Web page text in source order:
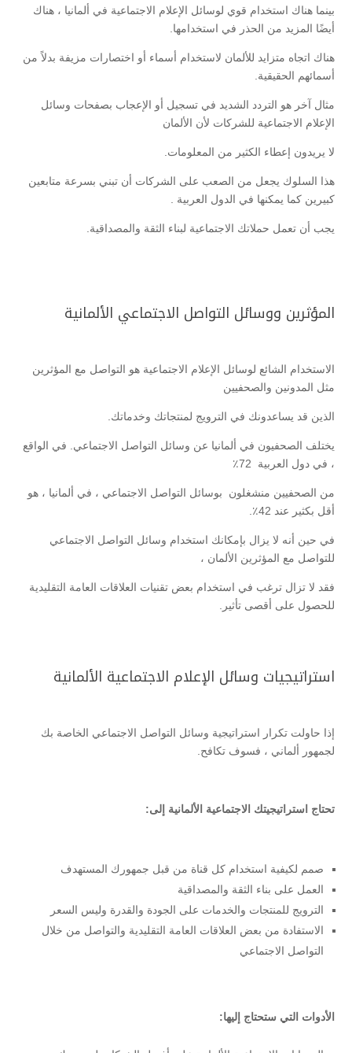
بينما هناك استخدام قوي لوسائل الإعلام الاجتماعية في ألمانيا ، هناك
أيضًا المزيد من الحذر في استخدامها.
هناك اتجاه متزايد للألمان لاستخدام أسماء أو اختصارات مزيفة بدلاً من
أسمائهم الحقيقية.
مثال آخر هو التردد الشديد في تسجيل أو الإعجاب بصفحات وسائل
الإعلام الاجتماعية للشركات لأن الألمان
لا يريدون إعطاء الكثير من المعلومات.
هذا السلوك يجعل من الصعب على الشركات أن تبني بسرعة متابعين
كبيرين كما يمكنها في الدول العربية .
يجب أن تعمل حملاتك الاجتماعية لبناء الثقة والمصداقية.
المؤثرين ووسائل التواصل الاجتماعي الألمانية
الاستخدام الشائع لوسائل الإعلام الاجتماعية هو التواصل مع المؤثرين
مثل المدونين والصحفيين
الذين قد يساعدونك في الترويج لمنتجاتك وخدماتك.
يختلف الصحفيون في ألمانيا عن وسائل التواصل الاجتماعي. في الواقع
، في دول العربية 72٪
من الصحفيين منشغلون بوسائل التواصل الاجتماعي ، في ألمانيا ، هو
أقل بكثير عند 42٪.
في حين أنه لا يزال بإمكانك استخدام وسائل التواصل الاجتماعي
للتواصل مع المؤثرين الألمان ،
فقد لا تزال ترغب في استخدام بعض تقنيات العلاقات العامة التقليدية
للحصول على أقصى تأثير.
استراتيجيات وسائل الإعلام الاجتماعية الألمانية
إذا حاولت تكرار استراتيجية وسائل التواصل الاجتماعي الخاصة بك
لجمهور ألماني ، فسوف تكافح.
تحتاج استراتيجيتك الاجتماعية الألمانية إلى:
صمم لكيفية استخدام كل قناة من قبل جمهورك المستهدف
العمل على بناء الثقة والمصداقية
الترويج للمنتجات والخدمات على الجودة والقدرة وليس السعر
الاستفادة من بعض العلاقات العامة التقليدية والتواصل من خلال
التواصل الاجتماعي
الأدوات التي ستحتاج إليها: